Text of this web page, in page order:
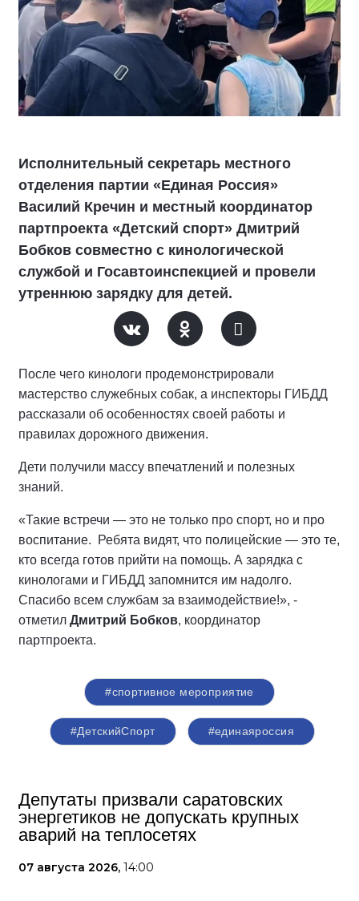
Исполнительный секретарь местного
отделения партии «Единая Россия»
Василий Кречин и местный координатор
партпроекта «Детский спорт» Дмитрий
Бобков совместно с кинологической
службой и Госавтоинспекцией и провели
утреннюю зарядку для детей.
После чего кинологи продемонстрировали
мастерство служебных собак, а инспекторы ГИБДД
рассказали об особенностях своей работы и
правилах дорожного движения.
Дети получили массу впечатлений и полезных
знаний.
«Такие встречи — это не только про спорт, но и про
воспитание. Ребята видят, что полицейские — это те,
кто всегда готов прийти на помощь. А зарядка с
кинологами и ГИБДД запомнится им надолго.
Спасибо всем службам за взаимодействие!», -
отметил Дмитрий Бобков, координатор
партпроекта.
#спортивное мероприятие
#ДетскийСпорт #единаяроссия
Депутаты призвали саратовских
энергетиков не допускать крупных
аварий на теплосетях
07 августа 2026, 14:00